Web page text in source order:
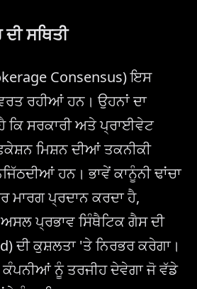
ਸਥਿਤੀ
Consensus) ਇਸ
ਰਹੀਆਂ ਹਨ। ਉਹਨਾਂ ਦਾ
ਸਰਕਾਰੀ ਅਤੇ ਪ੍ਰਾਈਵੇਟ
ਮਿਸ਼ਨ ਦੀਆਂ ਤਕਨੀਕੀ
ਹਨ। ਭਾਵੇਂ ਕਾਨੂੰਨੀ ਢਾਂਚਾ
ਮਾਰਗ ਪ੍ਰਦਾਨ ਕਰਦਾ ਹੈ,
ਪ੍ਰਭਾਵ ਸਿੰਥੈਟਿਕ ਗੈਸ ਦੀ
ਦੀ ਕੁਸ਼ਲਤਾ 'ਤੇ ਨਿਰਭਰ ਕਰੇਗਾ।
ਕੰਪਨੀਆਂ ਨੂੰ ਤਰਜੀਹ ਦੇਵੇਗਾ ਜੋ ਵੱਡੇ